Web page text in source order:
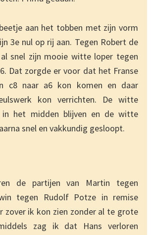
aan het tobben met zijn vorm
3e nul op rij aan. Tegen Robert de
snel zijn mooie witte loper tegen
Dat zorgde er voor dat het Franse
c8 naar a6 kon komen en daar
kon verrichten. De witte
in het midden blijven en de witte
snel en vakkundig gesloopt.
de partijen van Martin tegen
tegen Rudolf Potze in remise
zover ik kon zien zonder al te grote
zag ik dat Hans verloren